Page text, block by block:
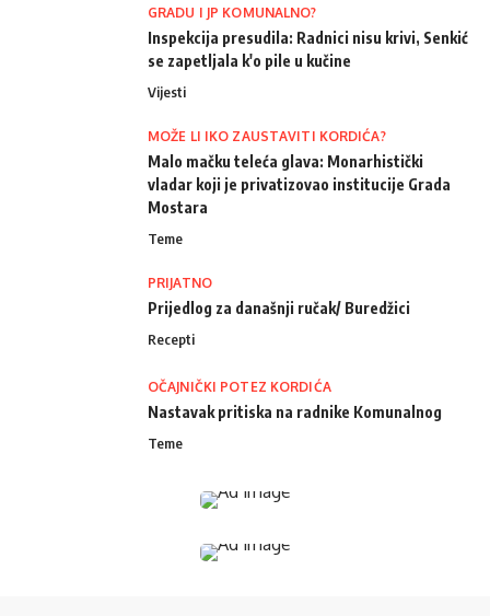
GRADU I JP KOMUNALNO?
Inspekcija presudila: Radnici nisu krivi, Senkić
se zapetljala k'o pile u kučine
Vijesti
MOŽE LI IKO ZAUSTAVITI KORDIĆA?
Malo mačku teleća glava: Monarhistički
vladar koji je privatizovao institucije Grada
Mostara
Teme
PRIJATNO
Prijedlog za današnji ručak/ Buredžici
Recepti
OČAJNIČKI POTEZ KORDIĆA
Nastavak pritiska na radnike Komunalnog
Teme